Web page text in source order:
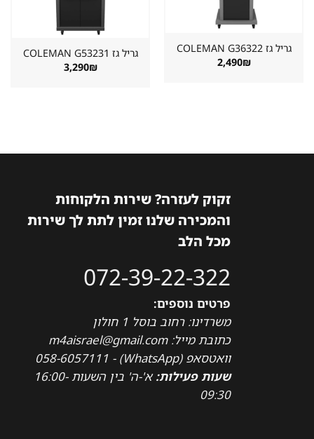
גריל גז ⁦COLEMAN G36322⁩
2,490₪
גריל גז ⁦COLEMAN G53231⁩
3,290₪
זקוק לעזרה? שירות הלקוחות
והמכירה שלנו זמין לתת לך שירות
מכל הלב
072-39-22-322
פרטים נוספים:
משרדינו: רחוב בוסל 1 חולון
כתובת מייל: m4aisrael@gmail.com
וואטסאפ (WhatsApp) - 058-6057111
שעות פעילות:
א'-ה' בין השעות 16:00-
09:30